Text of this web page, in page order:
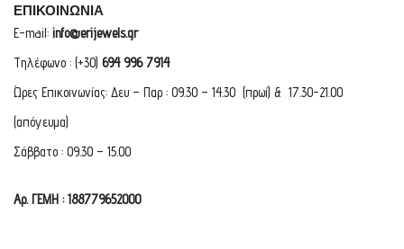
ΕΠΙΚΟΙΝΩΝΙΑ
E-mail: info@erijewels.gr
Τηλέφωνο : (+30) 694 996 7914
Ώρες Επικοινωνίας: Δευ – Παρ : 09.30 – 14.30 (πρωί) & 17.30-21.00
(απόγευμα)
Σάββατο : 09.30 – 15.00
Αρ. ΓΕΜΗ : 188779652000